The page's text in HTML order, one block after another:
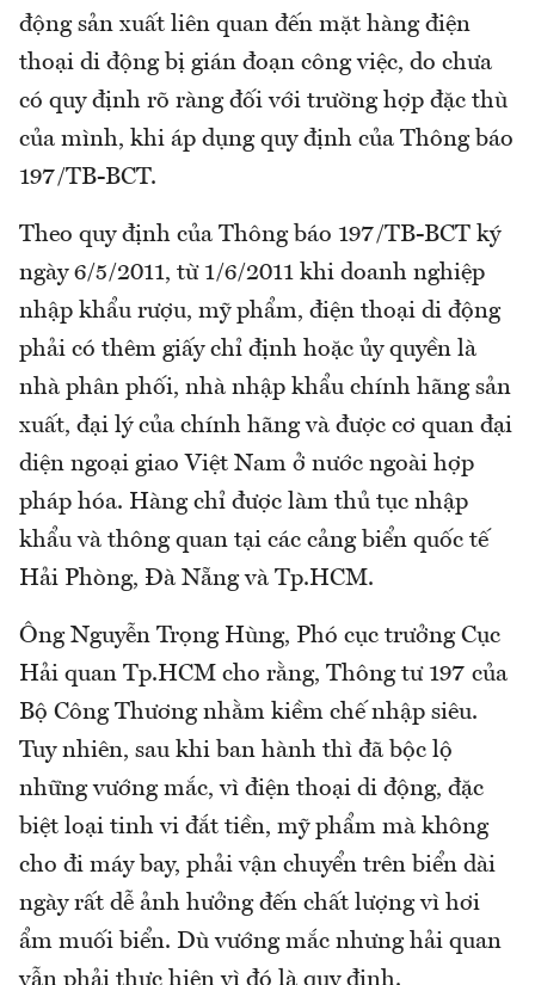
động sản xuất liên quan đến mặt hàng điện
thoại di động bị gián đoạn công việc, do chưa
có quy định rõ ràng đối với trường hợp đặc thù
của mình, khi áp dụng quy định của Thông báo
197/TB-BCT.
Theo quy định của Thông báo 197/TB-BCT ký
ngày 6/5/2011, từ 1/6/2011 khi doanh nghiệp
nhập khẩu rượu, mỹ phẩm, điện thoại di động
phải có thêm giấy chỉ định hoặc ủy quyền là
nhà phân phối, nhà nhập khẩu chính hãng sản
xuất, đại lý của chính hãng và được cơ quan đại
diện ngoại giao Việt Nam ở nước ngoài hợp
pháp hóa. Hàng chỉ được làm thủ tục nhập
khẩu và thông quan tại các cảng biển quốc tế
Hải Phòng, Đà Nẵng và Tp.HCM.
Ông Nguyễn Trọng Hùng, Phó cục trưởng Cục
Hải quan Tp.HCM cho rằng, Thông tư 197 của
Bộ Công Thương nhằm kiềm chế nhập siêu.
Tuy nhiên, sau khi ban hành thì đã bộc lộ
những vướng mắc, vì điện thoại di động, đặc
biệt loại tinh vi đắt tiền, mỹ phẩm mà không
cho đi máy bay, phải vận chuyển trên biển dài
ngày rất dễ ảnh hưởng đến chất lượng vì hơi
ẩm muối biển. Dù vướng mắc nhưng hải quan
vẫn phải thực hiện vì đó là quy định.